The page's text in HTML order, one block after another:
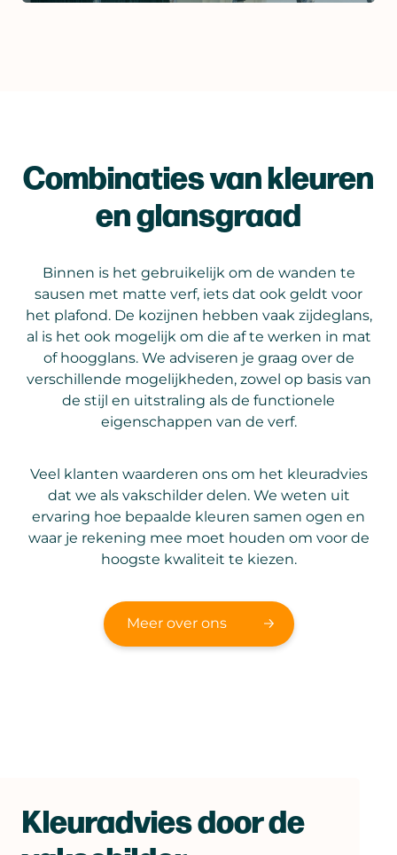
Combinaties van kleuren
en glansgraad
Binnen is het gebruikelijk om de wanden te
sausen met matte verf, iets dat ook geldt voor
het plafond. De kozijnen hebben vaak zijdeglans,
al is het ook mogelijk om die af te werken in mat
of hoogglans. We adviseren je graag over de
verschillende mogelijkheden, zowel op basis van
de stijl en uitstraling als de functionele
eigenschappen van de verf.
Veel klanten waarderen ons om het kleuradvies
dat we als vakschilder delen. We weten uit
ervaring hoe bepaalde kleuren samen ogen en
waar je rekening mee moet houden om voor de
hoogste kwaliteit te kiezen.
Meer over ons
Kleuradvies door de